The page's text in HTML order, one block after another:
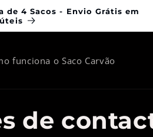
de 4 Sacos - Envio Grátis em
funciona o Saco Carvão
de